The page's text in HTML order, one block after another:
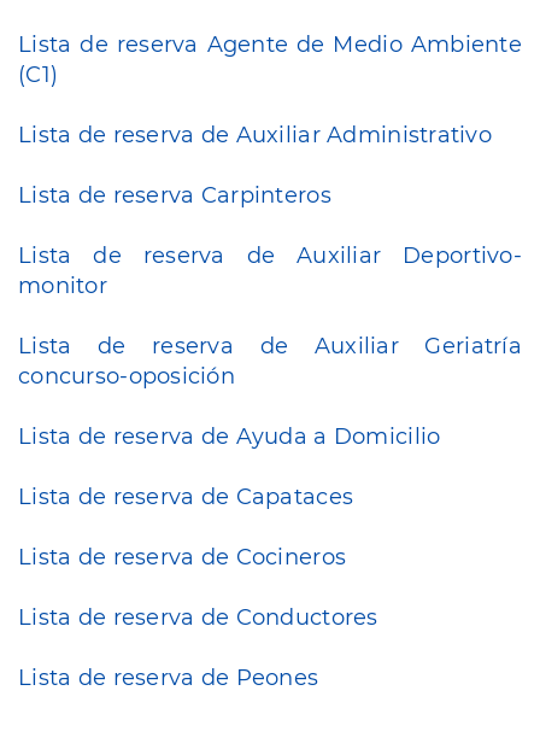
Lista de reserva Agente de Medio Ambiente
(C1)
Lista de reserva de Auxiliar Administrativo
Lista de reserva Carpinteros
Lista de reserva de Auxiliar Deportivo-
monitor
Lista de reserva de Auxiliar Geriatría
concurso-oposición
Lista de reserva de Ayuda a Domicilio
Lista de reserva de Capataces
Lista de reserva de Cocineros
Lista de reserva de Conductores
Lista de reserva de Peones